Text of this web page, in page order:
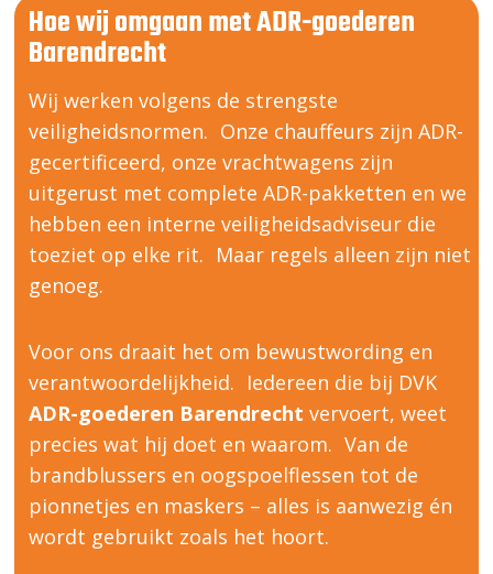
Hoe wij omgaan met ADR-goederen
Barendrecht
Wij werken volgens de strengste
veiligheidsnormen. Onze chauffeurs zijn ADR-
gecertificeerd, onze vrachtwagens zijn
uitgerust met complete ADR-pakketten en we
hebben een interne veiligheidsadviseur die
toeziet op elke rit. Maar regels alleen zijn niet
genoeg.
Voor ons draait het om bewustwording en
verantwoordelijkheid. Iedereen die bij DVK
ADR-goederen Barendrechtvervoert, weet
precies wat hij doet en waarom. Van de
brandblussers en oogspoelflessen tot de
pionnetjes en maskers – alles is aanwezig én
wordt gebruikt zoals het hoort.